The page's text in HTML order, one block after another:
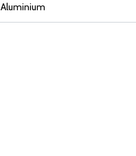
Aluminium